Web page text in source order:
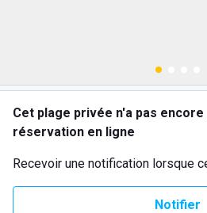
Cet plage privée n'a pas
réservation en ligne
Recevoir une notification lorsque
Notifier